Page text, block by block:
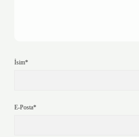
İsim*
E-Posta*